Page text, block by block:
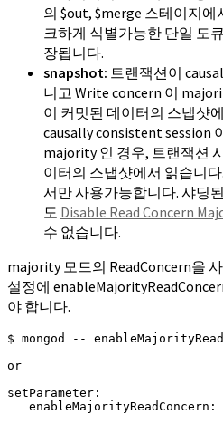
의 $out, $merge 스테이지
크하게 식별가능한 단일 도
장됩니다.
snapshot: 트랜잭션이
니고 Write concern 이
이 커밋된 데이터의 스냅샷
causally consistent session
majority 인 경우, 트랜잭션
이터의 스냅샷에서 읽습니
서만 사용가능합니다. 샤딩
도 Disable Read Concern
수 없습니다.
majority 모드의 ReadConcern을
설정에
야 합니다.
$ mongod --
or
setParameter:
enableMajorityReadConcern: